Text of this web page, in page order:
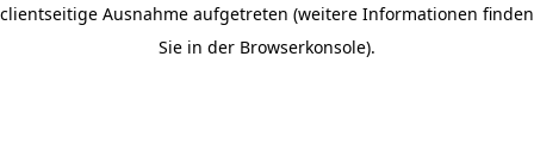
clientseitige Ausnahme aufgetreten (weitere Informationen finden
Sie in der Browserkonsole).